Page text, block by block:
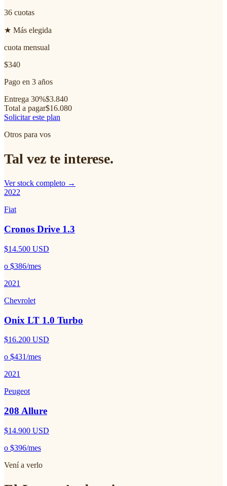
36 cuotas
★ Más elegida
cuota mensual
$340
Pago en 3 años
Entrega 30%$3.840
Total a pagar$16.080
Solicitar este plan
Otros para vos
Tal vez te interese.
Ver stock completo →
2022
Fiat
Cronos Drive 1.3
$14.500 USD
o $386/mes
2021
Chevrolet
Onix LT 1.0 Turbo
$16.200 USD
o $431/mes
2021
Peugeot
208 Allure
$14.900 USD
o $396/mes
Vení a verlo